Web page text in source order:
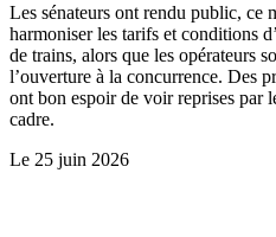
Les sénateurs ont rendu public, ce
harmoniser les tarifs et conditions
de trains, alors que les opérateurs
l’ouverture à la concurrence. Des
ont bon espoir de voir reprises par
cadre.
Le 25 juin 2026